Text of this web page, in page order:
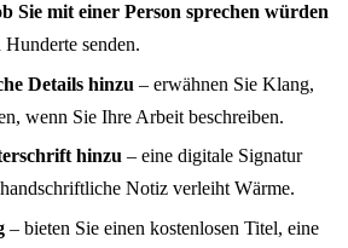
Sie mit einer Person sprechen würden
senden.
Details hinzu – erwähnen Sie Klang,
wenn Sie Ihre Arbeit beschreiben.
hinzu – eine digitale Signatur
Notiz verleiht Wärme.
– bieten Sie einen kostenlosen Titel, eine